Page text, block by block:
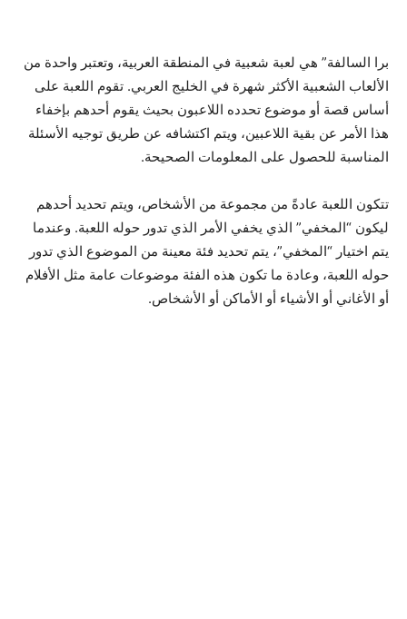
برا السالفة” هي لعبة شعبية في المنطقة العربية، وتعتبر واحدة من
الألعاب الشعبية الأكثر شهرة في الخليج العربي. تقوم اللعبة على
أساس قصة أو موضوع تحدده اللاعبون بحيث يقوم أحدهم بإخفاء
هذا الأمر عن بقية اللاعبين، ويتم اكتشافه عن طريق توجيه الأسئلة
المناسبة للحصول على المعلومات الصحيحة.
تتكون اللعبة عادةً من مجموعة من الأشخاص، ويتم تحديد أحدهم
ليكون “المخفي” الذي يخفي الأمر الذي تدور حوله اللعبة. وعندما
يتم اختيار “المخفي”، يتم تحديد فئة معينة من الموضوع الذي تدور
حوله اللعبة، وعادة ما تكون هذه الفئة موضوعات عامة مثل الأفلام
أو الأغاني أو الأشياء أو الأماكن أو الأشخاص.